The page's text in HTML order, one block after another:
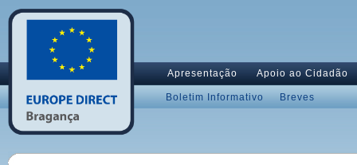
Apresentação Apoio ao Cidadão
Boletim Informativo Breves